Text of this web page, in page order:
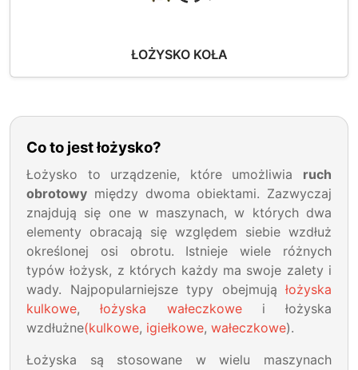
ŁOŻYSKO KOŁA
Co to jest łożysko?
Łożysko to urządzenie, które umożliwia
ruch
obrotowy między dwoma obiektami. Zazwyczaj
znajdują się one w maszynach, w których dwa
elementy obracają się względem siebie wzdłuż
określonej osi obrotu. Istnieje wiele różnych
typów łożysk, z których każdy ma swoje zalety i
wady. Najpopularniejsze typy obejmują łożyska
kulkowe, łożyska wałeczkowe
i łożyska
wzdłużne(kulkowe, igiełkowe, wałeczkowe).
Łożyska są stosowane w wielu maszynach